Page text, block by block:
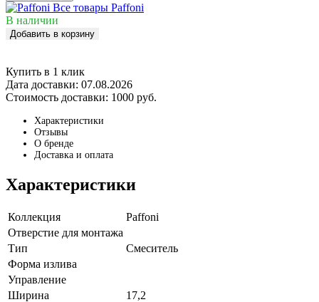
Все товары Paffoni
В наличии
Добавить в корзину
Купить в 1 клик
Дата доставки: 07.08.2026
Стоимость доставки: 1000 руб.
Характеристики
Отзывы
О бренде
Доставка и оплата
Характеристики
Коллекция
Paffoni
Отверстие для монтажа
Тип
Смеситель
Форма излива
Управление
Ширина
17,2